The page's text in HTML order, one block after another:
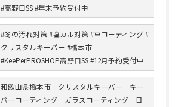
#高野口SS #年末予約受付中
#冬の汚れ対策 #塩カル対策 #車コーティング #
クリスタルキーパー #橋本市
#KeePerPROSHOP高野口SS #12月予約受付中
和歌山県橋本市 クリスタルキーパー キー
パーコーティング ガラスコーティング 日